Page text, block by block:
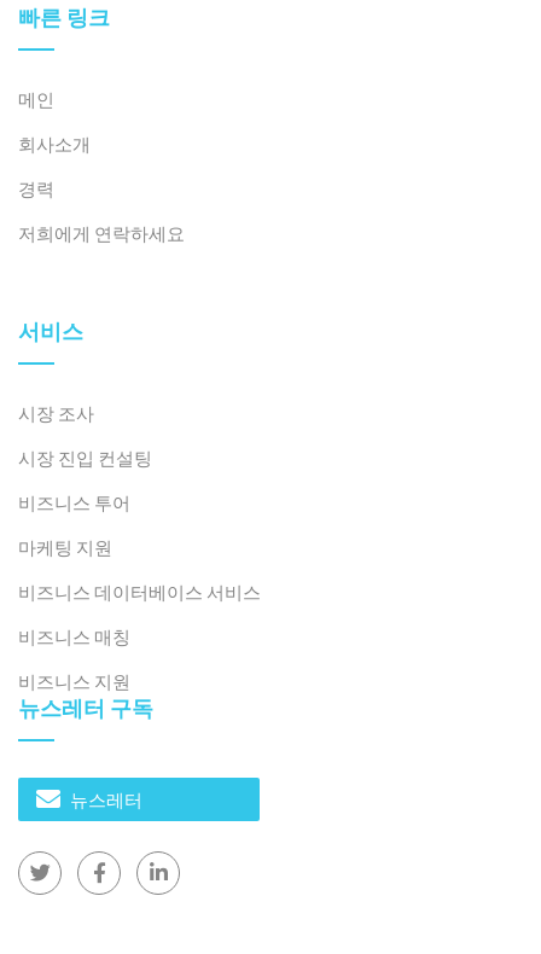
에너지 계획 측면에서, 합병 전, 떠이닌성은 재생에너지
개발이 활발했던 곳으로 유명했습니다. 특히 높은 방사능
다우띠엥 호수 주변에 집중되어 있었습니다. 롱안성은 또
한 재생에너지 분야에 대규모 투자자들을 유치했는데, 태
양광 발전뿐만 아니라 폐기물 에너지화 및 바이오매스 프
로젝트도 포함되었습니다.
TTC 득 후에 2와 같은 주요 프로젝트가 타이닌의 새로운
– 종합적인 농업 가치 사슬 및 첨단 농업 기술 개발
새로운 타이닌은 넓은 자연 토지 면적을 가지고 있으며, 메
콩 삼각주의 관문에서 캄보디아 국경까지 뻗어 있는 광범
합병 전 롱안은 메콩강 상류에 위치했으며 Vam Co Dong
및 Vam Co Tay 강 체계는 538,900헥타르가 넘는 비옥한
다.[4]— 베트남 최대 쌀 생산지 중 하나로 자리매김했습
니다. 롱안은 쌀 외에도 호치민시와 수출 시장에서 사탕수
수, 용과, 씨 없는 라임, 채소 생산지로도 유명했습니다. 한
편, 떠이닌은 사탕수수, 카사바, 고무를 전문으로 생산했
다.
이번 합병을 통해 새롭게 탄생한 떠이닌성은 더욱 다양한
농경지 기반과 생태계를 활용하여 원자재 생산에서 첨단
빠른 링크
메인
회사소개
경력
저희에게 연락하세요
서비스
시장 조사
시장 진입 컨설팅
비즈니스 투어
마케팅 지원
비즈니스 데이터베이스 서비스
비즈니스 매칭
비즈니스 지원
뉴스레터 구독
뉴스레터